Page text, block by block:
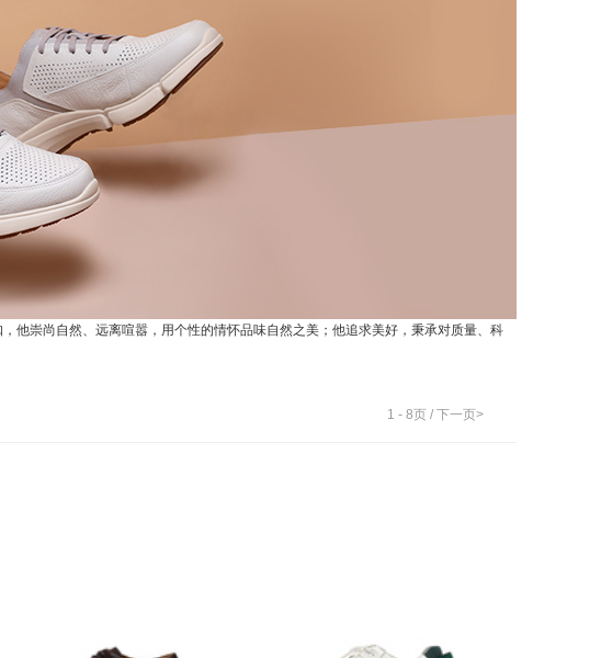
他崇尚自然、远离喧嚣，用个性的情怀品味自然之美；他追求美好，秉承对质量、科
1 - 8页 / 下一页>